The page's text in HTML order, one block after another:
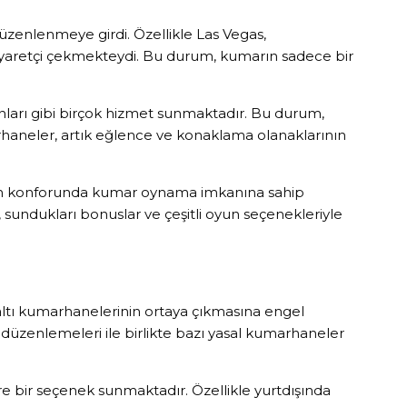
girdi. Özellikle Las Vegas,
çekmekteydi. Bu durum, kumarın sadece bir
gibi birçok hizmet sunmaktadır. Bu durum,
artık eğlence ve konaklama olanaklarının
konforunda kumar oynama imkanına sahip
bonuslar ve çeşitli oyun seçenekleriyle
kumarhanelerinin ortaya çıkmasına engel
düzenlemeleri ile birlikte bazı yasal kumarhaneler
seçenek sunmaktadır. Özellikle yurtdışında